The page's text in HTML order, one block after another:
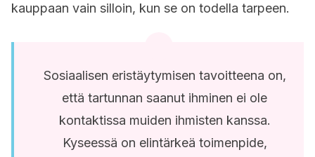
kauppaan vain silloin, kun se on todella tarpeen.
Sosiaalisen eristäytymisen tavoitteena on,
että tartunnan saanut ihminen ei ole
kontaktissa muiden ihmisten kanssa.
Kyseessä on elintärkeä toimenpide,